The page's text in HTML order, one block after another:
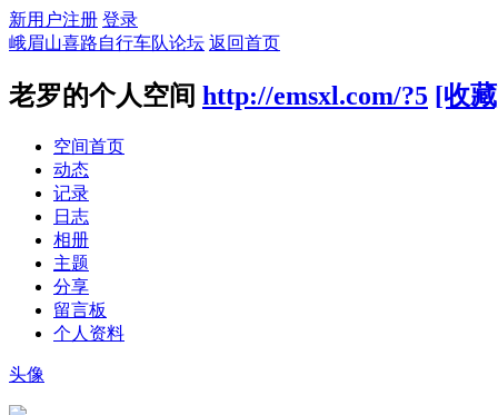
新用户注册 登录
峨眉山喜路自行车队论坛 返回首页
老罗的个人空间 http://emsxl.com/?5 [收
空间首页
动态
记录
日志
相册
主题
分享
留言板
个人资料
头像